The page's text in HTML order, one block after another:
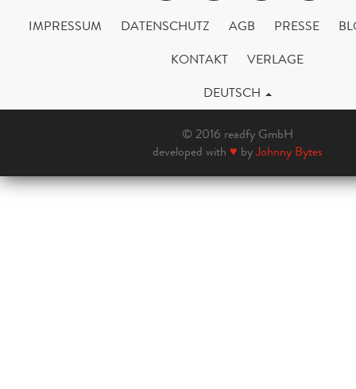
IMPRESSUM DATENSCHUTZ AGB PRESSE
KONTAKT
VERLAGE
DEUTSCH
© 2016 readfy GmbH
developed with ♥ byJohnny Bytes